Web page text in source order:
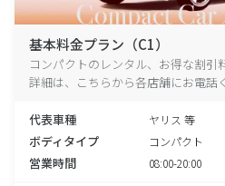
基本料金プラン（C1）
コンパクトのレンタル、お得な割引
詳細は、こちらから各店舗にお電話
代表車種 ヤリス 等
ボディタイプ コンパクト
営業時間 08:00-20:00